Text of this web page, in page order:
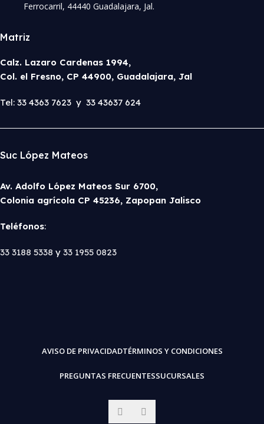
Ferrocarril, 44440 Guadalajara, Jal.
Matriz
Calz. Lazaro Cardenas 1994,
Col. el Fresno, CP 44900, Guadalajara, Jal
Tel: 33 4363 7623 y 33 43637 624
Suc López Mateos
Av. Adolfo López Mateos Sur 6700,
Colonia agrícola CP 45236, Zapopan Jalisco
Teléfonos:
33 3188 5338 y 33 1955 0823
AVISO DE PRIVACIDADTÉRMINOS Y CONDICIONES
PREGUNTAS FRECUENTESSUCURSALES